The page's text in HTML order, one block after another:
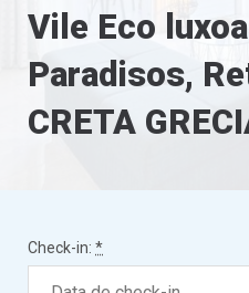
Vile Eco
Paradisos,
CRETA
Check-in: *